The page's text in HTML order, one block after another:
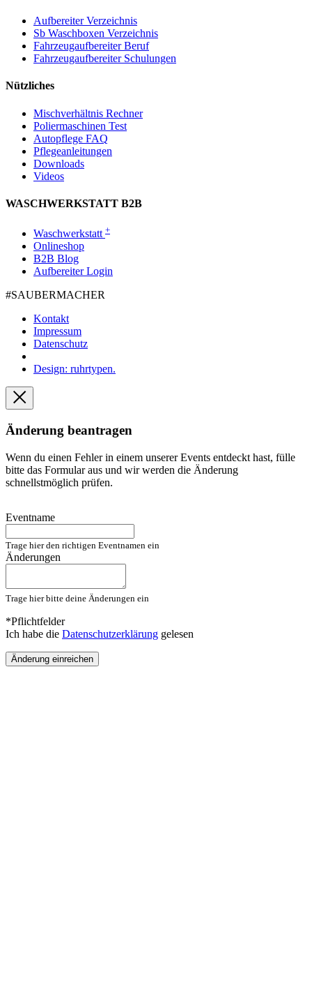
Aufbereiter Verzeichnis
Sb Waschboxen Verzeichnis
Fahrzeugaufbereiter Beruf
Fahrzeugaufbereiter Schulungen
Nützliches
Mischverhältnis Rechner
Poliermaschinen Test
Autopflege FAQ
Pflegeanleitungen
Downloads
Videos
WASCHWERKSTATT B2B
Waschwerkstatt +
Onlineshop
B2B Blog
Aufbereiter Login
#SAUBER­MACHER
Kontakt
Impressum
Datenschutz
Design: ruhrtypen.
Änderung beantragen
Wenn du einen Fehler in einem unserer Events entdeckt hast, fülle
bitte das Formular aus und wir werden die Änderung
schnellstmöglich prüfen.
Eventname
Trage hier den richtigen Eventnamen ein
Änderungen
Trage hier bitte deine Änderungen ein
*Pflichtfelder
Ich habe die Datenschutzerklärung gelesen
Änderung einreichen